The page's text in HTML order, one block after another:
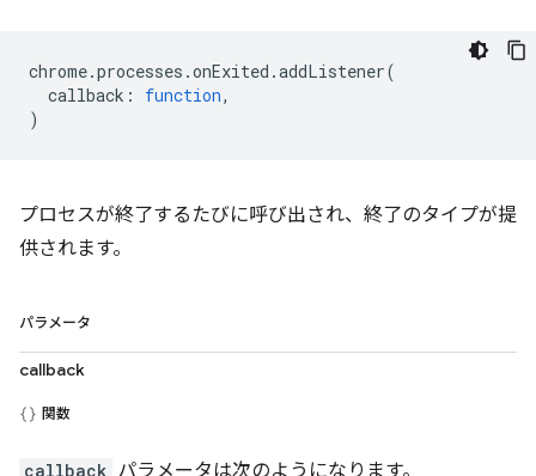
chrome.processes .onExited .addListener(
callback : function,
)
プロセスが終了するたびに呼び出され、終了のタイプが提
供されます。
パラメータ
callback
関数
callback パラメータは次のようになります。